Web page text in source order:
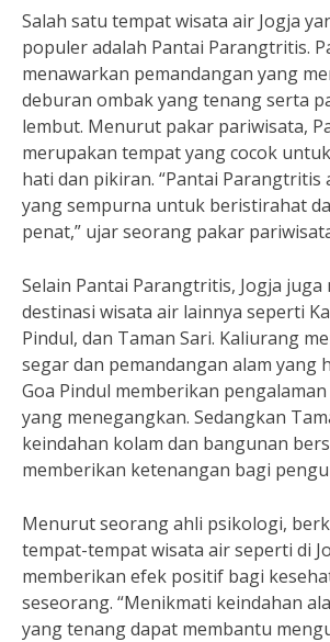
Salah satu tempat wisata air Jogja
populer adalah Pantai Parangtritis.
menawarkan pemandangan yang
deburan ombak yang tenang serta
lembut. Menurut pakar pariwisata,
merupakan tempat yang cocok
hati dan pikiran. “Pantai Parangtritis
yang sempurna untuk beristirahat
penat,” ujar seorang pakar
Selain Pantai Parangtritis, Jogja
destinasi wisata air lainnya seperti
Pindul, dan Taman Sari. Kaliurang
segar dan pemandangan alam yang
Goa Pindul memberikan
yang menegangkan. Sedangkan
keindahan kolam dan bangunan
memberikan ketenangan bagi
Menurut seorang ahli psikologi,
tempat-tempat wisata air seperti di
memberikan efek positif bagi
seseorang. “Menikmati keindahan
yang tenang dapat membantu